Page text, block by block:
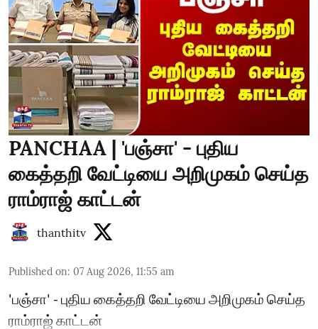
PANCHAA | 'பஞ்சா' - புதிய
கைத்தறி வேட்டியை அறிமுகம் செய்த
ராம்ராஜ் காட்டன்
thanthitv
Published on: 07 Aug 2026, 11:55 am
'பஞ்சா' - புதிய கைத்தறி வேட்டியை அறிமுகம் செய்த
ராம்ராஜ் காட்டன்